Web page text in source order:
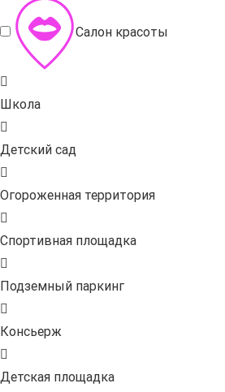
Салон красоты
Школа
Детский сад
Огороженная территория
Спортивная площадка
Подземный паркинг
Консьерж
Детская площадка